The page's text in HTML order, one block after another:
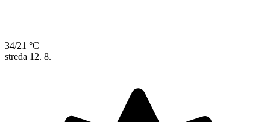
34/21 °C
streda 12. 8.